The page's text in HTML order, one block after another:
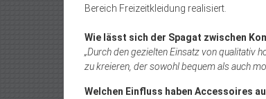
Bereich Freizeitkleidung realisiert.
Wie lässt sich der Spagat zwischen
„Durch den gezielten Einsatz von qualitativ
zu kreieren, der sowohl bequem als auch
Welchen Einfluss haben Accessoires